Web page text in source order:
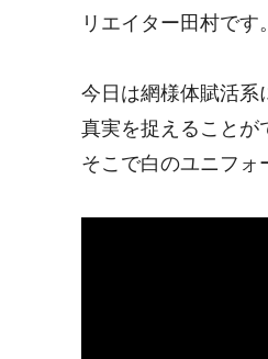
リエイター田村です。
今日は網様体賦活系
真実を捉えることが
そこで白のユニフォ